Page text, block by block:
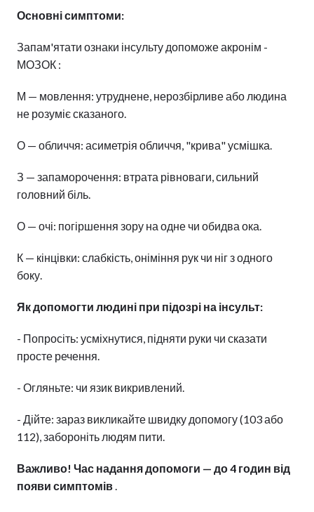
Основні симптоми:
Запам'ятати ознаки інсульту допоможе акронім -
МОЗОК :
М — мовлення: утруднене, нерозбірливе або людина
не розуміє сказаного.
О — обличчя: асиметрія обличчя, "крива" усмішка.
З — запаморочення: втрата рівноваги, сильний
головний біль.
О — очі: погіршення зору на одне чи обидва ока.
К — кінцівки: слабкість, оніміння рук чи ніг з одного
боку.
Як допомогти людині при підозрі на інсульт:
- Попросіть: усміхнутися, підняти руки чи сказати
просте речення.
- Огляньте: чи язик викривлений.
- Дійте: зараз викликайте швидку допомогу (103 або
112), забороніть людям пити.
Важливо! Час надання допомоги — до 4 годин від
появи симптомів.